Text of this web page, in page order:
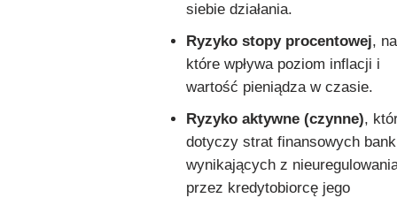
siebie działania.
Ryzyko stopy procentowej, na
które wpływa poziom inflacji i
wartość pieniądza w czasie.
Ryzyko aktywne (czynne),
dotyczy strat finansowych
wynikających z
przez kredytobiorcę jego